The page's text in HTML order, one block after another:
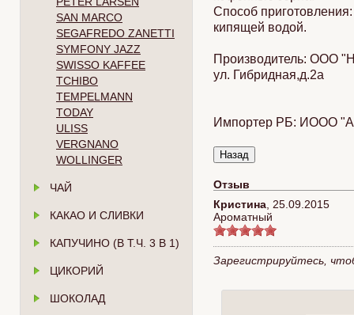
SAN MARCO
SEGAFREDO ZANETTI
SYMFONY JAZZ
SWISSO KAFFEE
TCHIBO
TEMPELMANN
TODAY
ULISS
VERGNANO
WOLLINGER
ЧАЙ
КАКАО И СЛИВКИ
КАПУЧИНО (В Т.Ч. 3 В 1)
ЦИКОРИЙ
ШОКОЛАД
Способ
кипящей водой.
Производитель: ООО
ул. Гибридная,д.2а
Импортер РБ: ИООО
Отзыв
Кристина 25.09.2015
Ароматный
Зарегистрируйтесь,